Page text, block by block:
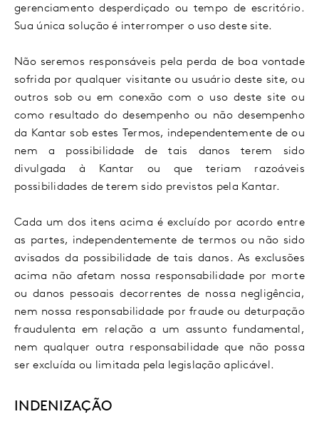
gerenciamento desperdiçado ou tempo de escritório.
Sua única solução é interromper o uso deste site.
Não seremos responsáveis pela perda de boa vontade
sofrida por qualquer visitante ou usuário deste site, ou
outros sob ou em conexão com o uso deste site ou
como resultado do desempenho ou não desempenho
da Kantar sob estes Termos, independentemente de ou
nem a possibilidade de tais danos terem sido
divulgada à Kantar ou que teriam razoáveis
possibilidades de terem sido previstos pela Kantar.
Cada um dos itens acima é excluído por acordo entre
as partes, independentemente de termos ou não sido
avisados da possibilidade de tais danos. As exclusões
acima não afetam nossa responsabilidade por morte
ou danos pessoais decorrentes de nossa negligência,
nem nossa responsabilidade por fraude ou deturpação
fraudulenta em relação a um assunto fundamental,
nem qualquer outra responsabilidade que não possa
ser excluída ou limitada pela legislação aplicável.
INDENIZAÇÃO